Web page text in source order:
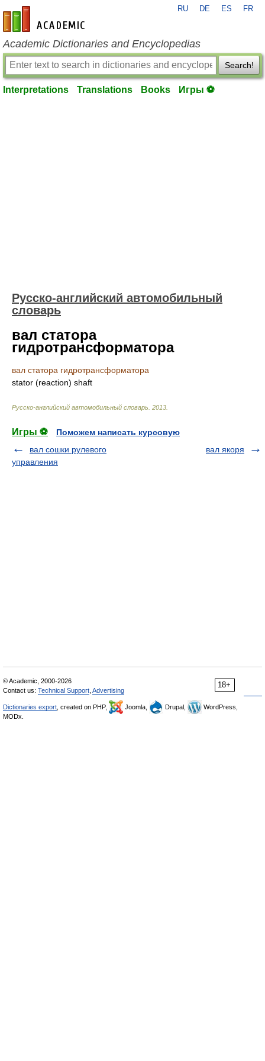
en-academic.com
RU DE ES FR
Academic Dictionaries and Encyclopedias
Search!
Interpretations Translations Books Игры ⚽
Русско-английский автомобильный
словарь
вал статора
гидротрансформатора
вал статора гидротрансформатора
stator (reaction) shaft
Русско-английский автомобильный словарь 2013
Игры ⚽
Поможем написать курсовую
вал сошки рулевого
управления
вал якоря
18+
© Academic, 2000-2026
Contact us: Technical Support Advertising
Dictionaries export , created on PHP, Joomla, Drupal,
WordPress,
MODx.